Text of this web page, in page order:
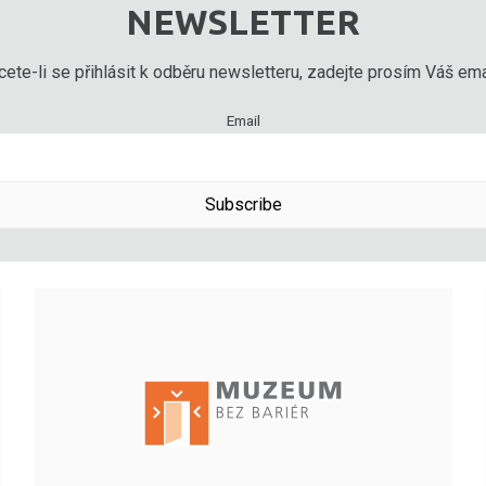
NEWSLETTER
li se přihlásit k odběru newsletteru, zadejte prosím Váš
Email
Subscribe